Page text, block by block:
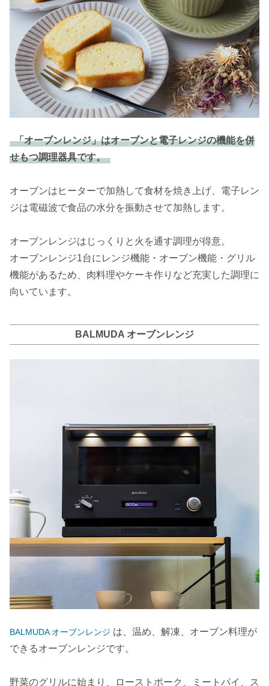
「オーブンレンジ」はオーブンと電子レンジの機能を併
せもつ調理器具です。
オーブンはヒーターで加熱して食材を焼き上げ、電子レン
ジは電磁波で食品の水分を振動させて加熱します。
オーブンレンジはじっくりと火を通す調理が得意。
オーブンレンジ1台にレンジ機能・オーブン機能・グリル
機能があるため、肉料理やケーキ作りなど充実した調理に
向いています。
BALMUDA オーブンレンジ
BALMUDA オーブンレンジ は、温め、解凍、オーブン料理が
できるオーブンレンジです。
野菜のグリルに始まり、ローストポーク、ミートパイ、ス